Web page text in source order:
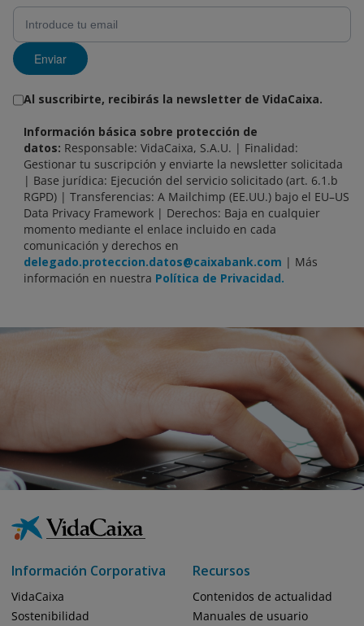
Enviar
Al suscribirte, recibirás la newsletter de VidaCaixa.
Información básica sobre protección de
datos: Responsable: VidaCaixa, S.A.U. | Finalidad:
Gestionar tu suscripción y enviarte la newsletter solicitada
| Base jurídica: Ejecución del servicio solicitado (art. 6.1.b
RGPD) | Transferencias: A Mailchimp (EE.UU.) bajo el EU–US
Data Privacy Framework | Derechos: Baja en cualquier
momento mediante el enlace incluido en cada
comunicación y derechos en
delegado.proteccion.datos@caixabank.com | Más
información en nuestra Política de Privacidad.
Información Corporativa
VidaCaixa
Sostenibilidad
Recursos
Contenidos de actualidad
Manuales de usuario